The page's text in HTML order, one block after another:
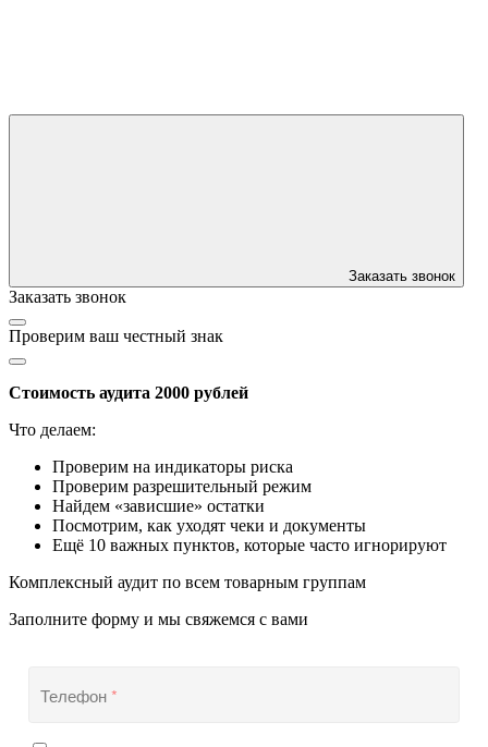
Заказать звонок
Заказать звонок
Проверим ваш честный знак
Стоимость аудита 2000 рублей
Что делаем:
Проверим на индикаторы риска
Проверим разрешительный режим
Найдем «зависшие» остатки
Посмотрим, как уходят чеки и документы
Ещё 10 важных пунктов, которые часто игнорируют
Комплексный аудит по всем товарным группам
Заполните форму и мы свяжемся с вами
Телефон*